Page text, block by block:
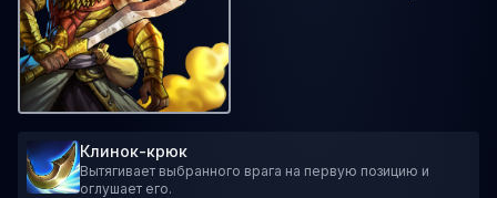
Клинок-крюк
Вытягивает выбранного врага на первую позицию и
оглушает его.